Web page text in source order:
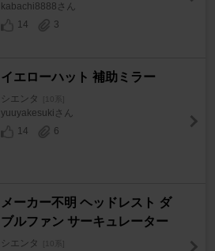
kabachi8888さん
14
3
イエローハット 補助ミラー
シエンタ
yuuyakesukiさん
14
6
メーカー不明 ヘッドレスト ダ
ブルファン サーキュレーター
シエンタ